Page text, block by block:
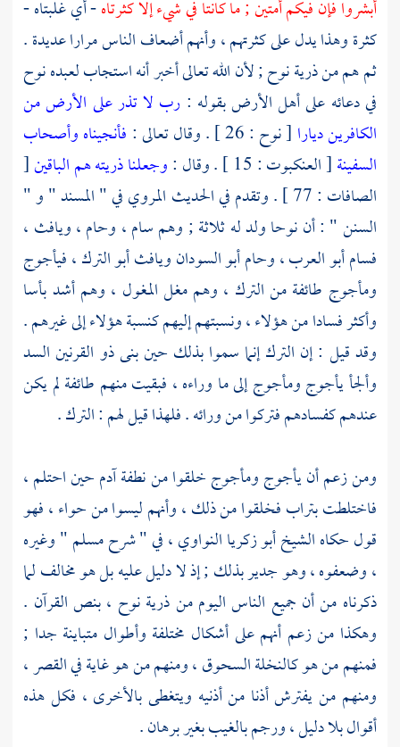
أبشروا فإن فيكم أمتين ; ما كانتا في شيء إلا كثرتاه- أي غلبتاه -
كثرة وهذا يدل على كثرتهم ، وأنهم أضعاف الناس مرارا عديدة .
ثم هم من ذريةنوح ;لأن الله تعالى أخبر أنه استجاب لعبدهنوح
في دعائه على أهل الأرض بقوله : رب لا تذر على الأرض من
الكافرين ديارا [ نوح : 26 ] . وقال تعالى :
فأنجيناه وأصحاب
السفينة[ العنكبوت : 15 ] . وقال : وجعلنا ذريته هم الباقين[
الصافات : 77 ] . وتقدم في الحديث المروي في " المسند " و "
السنن " : أننوحاولد له ثلاثة ; وهمسام ، وحام ،ويافث ،
فسامأبو العرب ،وحامأبو السودانويافثأبو الترك ،فيأجوج
ومأجوج طائفة من الترك ، وهم مغل المغول ، وهم أشد بأسا
وأكثر فسادا من هؤلاء ، ونسبتهم إليهم كنسبة هؤلاء إلى غيرهم .
وقد قيل : إن الترك إنما سموا بذلك حين بنىذو القرنينالسد
وألجأيأجوج ومأجوجإلى ما وراءه ، فبقيت منهم طائفة لم يكن
عندهم كفسادهم فتركوا من ورائه . فلهذا قيل لهم : الترك .
ومن زعم أنيأجوج ومأجوجخلقوا من نطفةآدمحين احتلم ،
فاختلطت بتراب فخلقوا من ذلك ، وأنهم ليسوا من حواء ، فهو
قول حكاه الشيخأبو زكريا النواوي ،في " شرح مسلم " وغيره
، وضعفوه ، وهو جدير بذلك ; إذ لا دليل عليه بل هو مخالف لما
ذكرناه من أن جميع الناس اليوم من ذريةنوح ، بنص القرآن .
وهكذا من زعم أنهم على أشكال مختلفة وأطوال متباينة جدا ;
فمنهم من هو كالنخلة السحوق ، ومنهم من هو غاية في القصر ،
ومنهم من يفترش أذنا من أذنيه ويتغطى بالأخرى ، فكل هذه
أقوال بلا دليل ، ورجم بالغيب بغير برهان .